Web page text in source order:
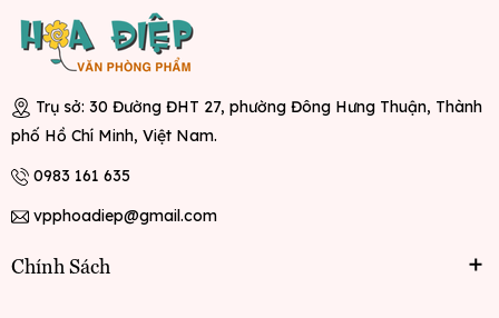
Trụ sở: 30 Đường ĐHT 27, phường Đông Hưng Thuận, Thành
phố Hồ Chí Minh, Việt Nam.
0983 161 635
vpphoadiep@gmail.com
Chính Sách